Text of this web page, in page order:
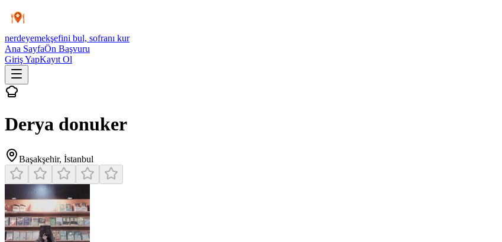
nerdeyemekşefini bul, sofranı kur
Ana SayfaÖn Başvuru
Giriş YapKayıt Ol
Derya donuker
Başakşehir, İstanbul